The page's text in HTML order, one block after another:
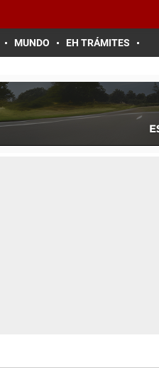
MUNDO EH TRÁMITES